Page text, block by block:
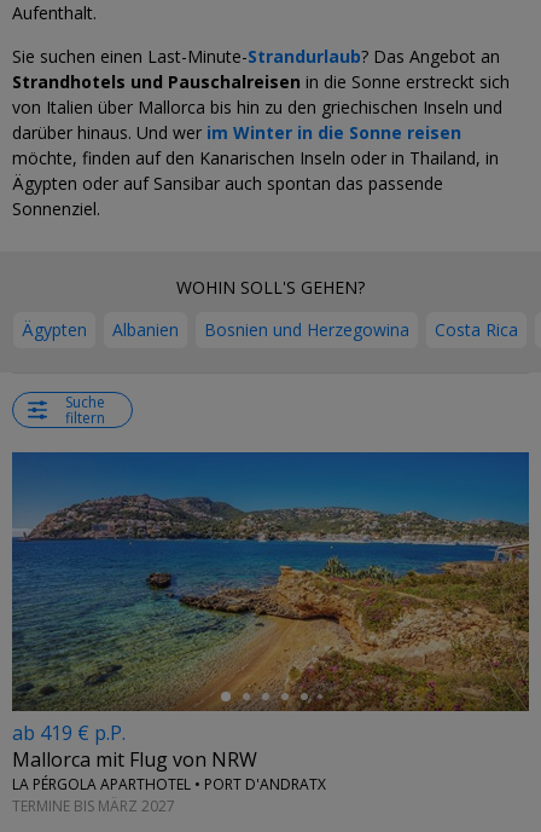
Aufenthalt.
Sie suchen einen Last-Minute-Strandurlaub? Das Angebot an
Strandhotels und Pauschalreisen in die Sonne erstreckt sich
von Italien über Mallorca bis hin zu den griechischen Inseln und
darüber hinaus. Und wer im Winter in die Sonne reisen
möchte, finden auf den Kanarischen Inseln oder in Thailand, in
Ägypten oder auf Sansibar auch spontan das passende
Sonnenziel.
WOHIN SOLL'S GEHEN?
Ägypten
Albanien Bosnien und Herzegowina Costa Rica
Suche
filtern
←
ab 419 € p.P.
Mallorca mit Flug von NRW
LA PÉRGOLA APARTHOTEL • PORT D'ANDRATX
TERMINE BIS MÄRZ 2027